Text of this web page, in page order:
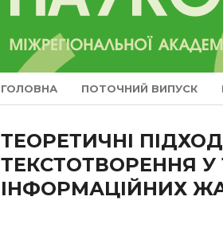
ГОЛОВНА ПОТОЧНИЙ ВИПУСК
ТЕОРЕТИЧНІ
ТЕКСТОТВОРЕННЯ У
ІНФОРМАЦІЙНИХ